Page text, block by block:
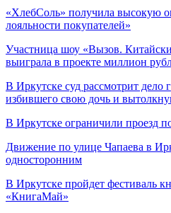
«ХлебСоль» получила высокую
лояльности покупателей»
Участница шоу «Вызов.
выиграла в проекте миллион
В Иркутске суд рассмотрит дело
избившего свою дочь и
В Иркутске ограничили проезд
Движение по улице Чапаева в
односторонним
В Иркутске пройдет фестиваль
«КнигаМай»